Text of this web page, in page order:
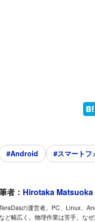
#Android #スマートフ
者： Hirotaka Matsuoka
の運営者。PC、Linux、
ど幅広く。物理作業は苦手。な